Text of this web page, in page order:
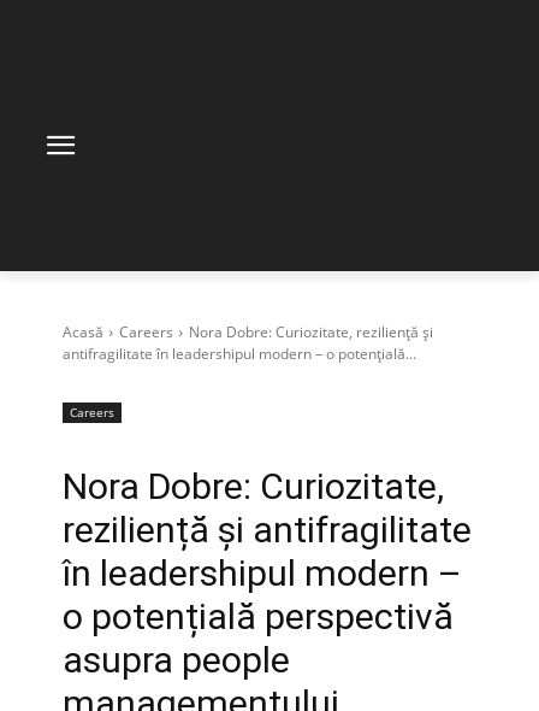
Acasă Careers
Nora Dobre: Curiozitate, reziliență și
antifragilitate în leadershipul modern – o potențială...
Careers
Nora Dobre: Curiozitate,
reziliență și antifragilitate
în leadershipul modern –
o potențială perspectivă
asupra people